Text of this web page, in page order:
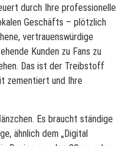
durch Ihre professionelle
Geschäfts – plötzlich
vertrauenswürdige
Kunden zu Fans zu
Das ist der Treibstoff
zementiert und Ihre
Es braucht ständige
ähnlich dem „Digital